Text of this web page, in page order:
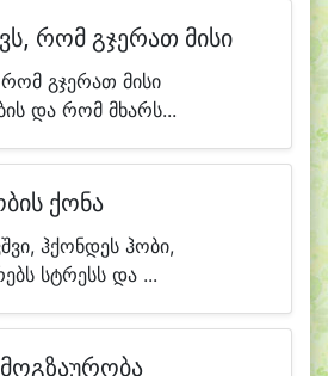
რომ გჯერათ მისი
რომ გჯერათ მისი
და რომ მხარს...
ქონა
ჰქონდეს ჰობი,
სტრესს და ...